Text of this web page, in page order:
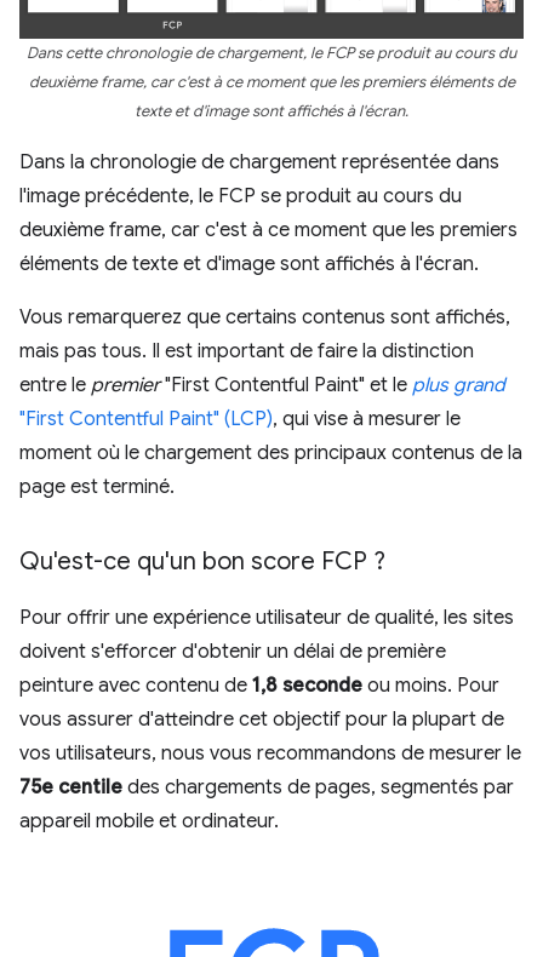
Dans cette chronologie de chargement, le FCP se produit au cours du
deuxième frame, car c'est à ce moment que les premiers éléments de
texte et d'image sont affichés à l'écran.
Dans la chronologie de chargement représentée dans
l'image précédente, le FCP se produit au cours du
deuxième frame, car c'est à ce moment que les premiers
éléments de texte et d'image sont affichés à l'écran.
Vous remarquerez que certains contenus sont affichés,
mais pas tous. Il est important de faire la distinction
entre le premier"First Contentful Paint" et le plus grand
"First Contentful Paint" (LCP), qui vise à mesurer le
moment où le chargement des principaux contenus de la
page est terminé.
Qu'est-ce qu'un bon score FCP ?
Pour offrir une expérience utilisateur de qualité, les sites
doivent s'efforcer d'obtenir un délai de première
peinture avec contenu de 1,8 seconde ou moins. Pour
vous assurer d'atteindre cet objectif pour la plupart de
vos utilisateurs, nous vous recommandons de mesurer le
75e centile des chargements de pages, segmentés par
appareil mobile et ordinateur.